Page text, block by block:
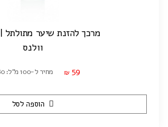
מרכך להזנת שיער מתולתל | 500 מ"ל
וולנס
₪ 59 מחיר ל-100 מ"ל: ₪11.80
הוספה לסל